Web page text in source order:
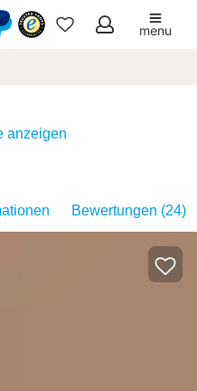
Meine
menu
anzeigen
Bewertungen (24)